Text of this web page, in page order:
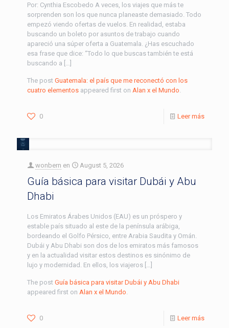
Por: Cynthia Escobedo A veces, los viajes que más te
sorprenden son los que nunca planeaste demasiado. Todo
empezó viendo ofertas de vuelos. En realidad, estaba
buscando un boleto por asuntos de trabajo cuando
apareció una súper oferta a Guatemala. ¿Has escuchado
esa frase que dice: “Todo lo que buscas también te está
buscando a […]
The post Guatemala: el país que me reconectó con los
cuatro elementos appeared first on Alan x el Mundo
0 Leer más
wonbern en August 5, 2026
Guía básica para visitar Dubái y Abu
Dhabi
Los Emiratos Árabes Unidos (EAU) es un próspero y
estable país situado al este de la península arábiga,
bordeando el Golfo Pérsico, entre Arabia Saudita y Omán.
Dubái y Abu Dhabi son dos de los emiratos más famosos
y en la actualidad visitar estos destinos es sinónimo de
lujo y modernidad. En ellos, los viajeros […]
The post Guía básica para visitar Dubái y Abu Dhabi
appeared first on Alan x el Mundo
0 Leer más